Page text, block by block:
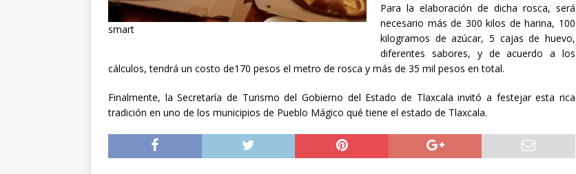
smart
Para la elaboración de dicha rosca, será
necesario más de 300 kilos de harina, 100
kilogramos de azúcar, 5 cajas de huevo,
diferentes sabores, y de acuerdo a los
cálculos, tendrá un costo de170 pesos el metro de rosca y más de 35 mil pesos en total.
Finalmente, la Secretaría de Turismo del Gobierno del Estado de Tlaxcala invitó a festejar esta rica
tradición en uno de los municipios de Pueblo Mágico qué tiene el estado de Tlaxcala.